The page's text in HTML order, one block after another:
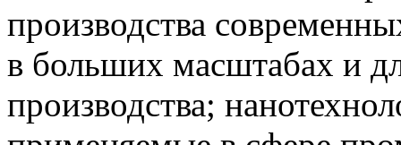
производства
в больших масштабах и
производства;